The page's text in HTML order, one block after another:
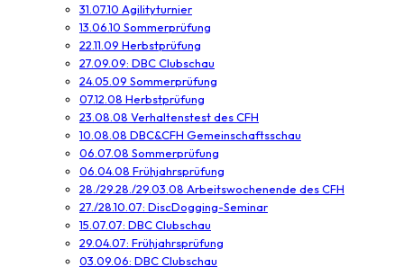
31.07.10 Agilityturnier
13.06.10 Sommerprüfung
22.11.09 Herbstprüfung
27.09.09: DBC Clubschau
24.05.09 Sommerprüfung
07.12.08 Herbstprüfung
23.08.08 Verhaltenstest des CFH
10.08.08 DBC&CFH Gemeinschaftsschau
06.07.08 Sommerprüfung
06.04.08 Frühjahrsprüfung
28./29.28./29.03.08 Arbeitswochenende des CFH
27./28.10.07: DiscDogging-Seminar
15.07.07: DBC Clubschau
29.04.07: Frühjahrsprüfung
03.09.06: DBC Clubschau